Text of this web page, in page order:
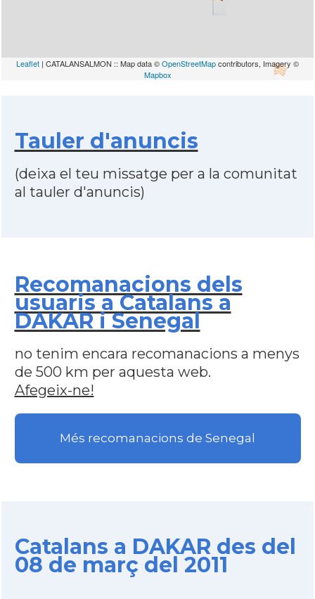
Leaflet | CATALANSALMON :: Map data ©OpenStreetMapcontributors, Imagery ©
Mapbox
Tauler d'anuncis
(deixa el teu missatge per a la comunitat
al tauler d'anuncis)
Recomanacions dels
usuaris a Catalans a
DAKAR i Senegal
no tenim encara recomanacions a menys
de 500 km per aquesta web.
Afegeix-ne!
Més recomanacions de Senegal
Catalans a DAKAR des del
08 de març del 2011